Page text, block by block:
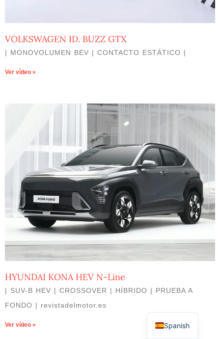
VOLKSWAGEN ID. BUZZ GTX
| MONOVOLUMEN BEV | CONTACTO ESTÁTICO |
Ver vídeo »
HYUNDAI KONA HEV N-Line
| SUV-B HEV | CROSSOVER | HÍBRIDO | PRUEBA A
FONDO | revistadelmotor.es
Ver vídeo » Spanish